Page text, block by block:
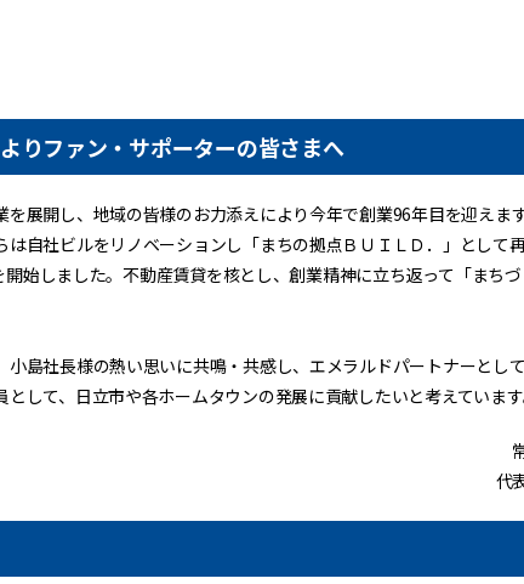
ファン・サポーターの皆さまへ
展開し、地域の皆様のお力添えにより今年で創業96年目を迎えま
自社ビルをリノベーションし「まちの拠点ＢＵＩＬＤ．」として
始しました。不動産賃貸を核とし、創業精神に立ち返って「まち
島社長様の熱い思いに共鳴・共感し、エメラルドパートナーとし
して、日立市や各ホームタウンの発展に貢献したいと考えています
代